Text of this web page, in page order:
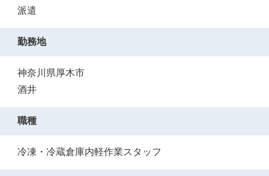
派遣
勤務地
神奈川県厚木市
酒井
職種
冷凍・冷蔵倉庫内軽作業スタッフ